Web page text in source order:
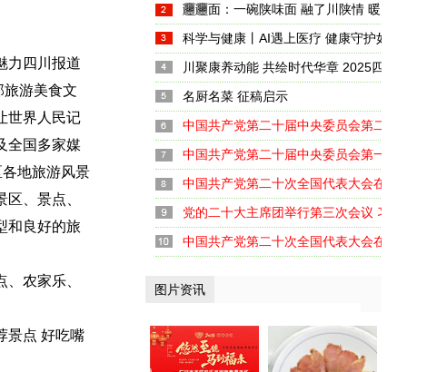
启幕
𰻞𰻞面：一碗陕味面 融了川陕情 暖了天府胃
科学与健康丨AI遇上医疗 健康守护如何注入新
川聚康养动能 共绘时代华章 2025四川养生产
大启幕名厨名菜 征稿启示
中国共产党第二十届中央委员会第二次全体会
中国共产党第二十届中央委员会第一次全体会
中国共产党第二十次全国代表大会在京闭幕
党的二十大主席团举行第三次会议 习近平主持
中国共产党第二十次全国代表大会在京开幕
图片资讯
力四川报道
旅游美食文
世界人民记
全国多家媒
地旅游风景
、景点、
和良好的旅
农家乐、
景点 好吃嘴